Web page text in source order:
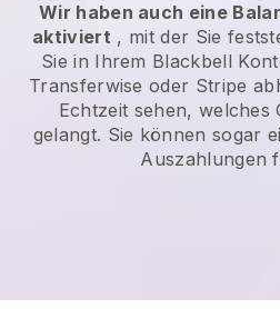
Wir haben auch eine
aktiviert , mit der Sie
Sie in Ihrem Blackbell
Transferwise oder Stripe
Echtzeit sehen, welches
gelangt. Sie können sogar
Auszahlungen